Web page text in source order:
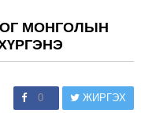
МОНГОЛЫН
0 ЖИРГЭХ